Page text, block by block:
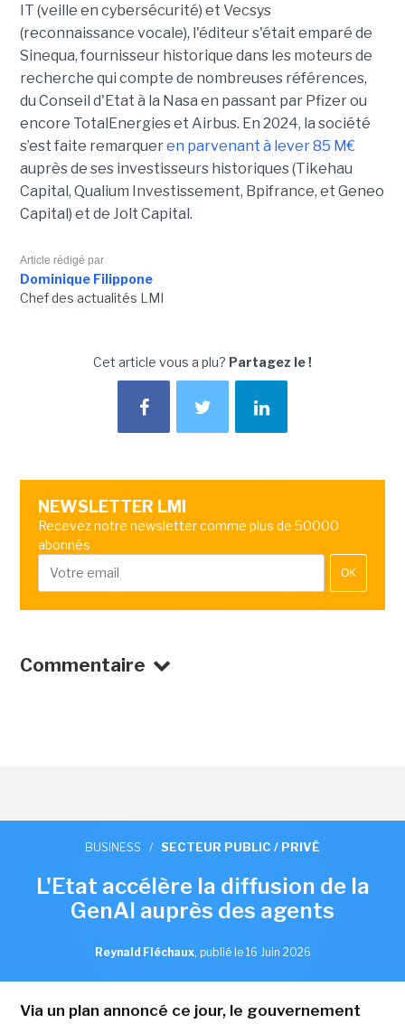
IT (veille en cybersécurité) et Vecsys
(reconnaissance vocale), l'éditeur s'était emparé de
Sinequa, fournisseur historique dans les moteurs de
recherche qui compte de nombreuses références,
du Conseil d'Etat à la Nasa en passant par Pfizer ou
encore TotalEnergies et Airbus. En 2024, la société
s’est faite remarqueren parvenant à lever 85 M€
auprès de ses investisseurs historiques (Tikehau
Capital, Qualium Investissement, Bpifrance, et Geneo
Capital) et de Jolt Capital.
Article rédigé par
Dominique Filippone
Chef des actualités LMI
Cet article vous a plu? Partagez le !
NEWSLETTER LMI
Recevez notre newsletter comme plus de 50000
abonnés
OK
Commentaire
BUSINESS / SECTEUR PUBLIC / PRIVÉ
L'Etat accélère la diffusion de la
GenAI auprès des agents
Reynald Fléchaux, publié le 16 Juin 2026
Via un plan annoncé ce jour, le gouvernement